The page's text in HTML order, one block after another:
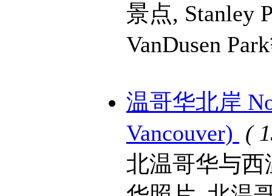
景点, Stanley
VanDusen
温哥华北岸
Vancouver) (
北温哥华与